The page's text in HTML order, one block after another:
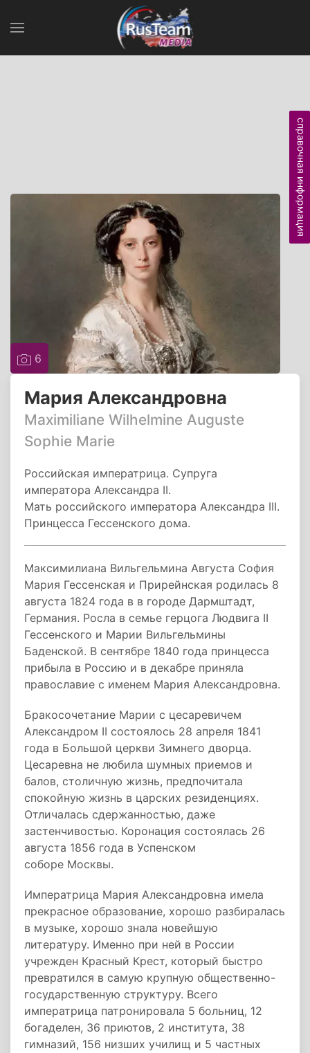
6
Мария Александровна
Maximiliane Wilhelmine Auguste
Sophie Marie
Российская императрица. Супруга
императора Александра II.
Мать российского императора Александра III.
Принцесса Гессенского дома.
Максимилиана Вильгельмина Августа София
Мария Гессенская и Прирейнская родилась 8
августа 1824 года в в городе Дармштадт,
Германия. Росла в семье герцога Людвига II
Гессенского и Марии Вильгельмины
Баденской. В сентябре 1840 года принцесса
прибыла в Россию и в декабре приняла
православие с именем Мария Александровна.
Бракосочетание Марии с цесаревичем
Александром II состоялось 28 апреля 1841
года в Большой церкви Зимнего дворца.
Цесаревна не любила шумных приемов и
балов, столичную жизнь, предпочитала
спокойную жизнь в царских резиденциях.
Отличалась сдержанностью, даже
застенчивостью. Коронация состоялась 26
августа 1856 года в Успенском
соборе Москвы.
Императрица Мария Александровна имела
прекрасное образование, хорошо разбиралась
в музыке, хорошо знала новейшую
литературу. Именно при ней в России
учрежден Красный Крест, который быстро
превратился в самую крупную общественно-
государственную структуру. Всего
императрица патронировала 5 больниц, 12
богаделен, 36 приютов, 2 института, 38
гимназий, 156 низших училищ и 5 частных
справочная информация